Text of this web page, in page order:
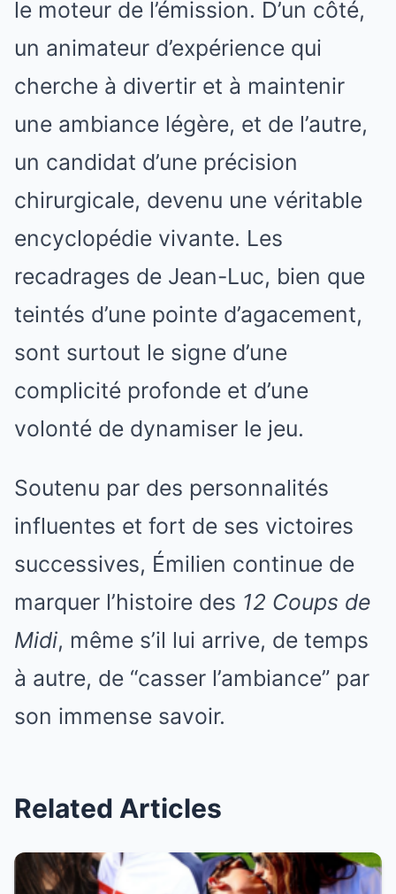
le moteur de l’émission. D’un côté,
un animateur d’expérience qui
cherche à divertir et à maintenir
une ambiance légère, et de l’autre,
un candidat d’une précision
chirurgicale, devenu une véritable
encyclopédie vivante. Les
recadrages de Jean-Luc, bien que
teintés d’une pointe d’agacement,
sont surtout le signe d’une
complicité profonde et d’une
volonté de dynamiser le jeu.
Soutenu par des personnalités
influentes et fort de ses victoires
successives, Émilien continue de
marquer l’histoire des 12 Coups de
Midi, même s’il lui arrive, de temps
à autre, de “casser l’ambiance” par
son immense savoir.
Related Articles